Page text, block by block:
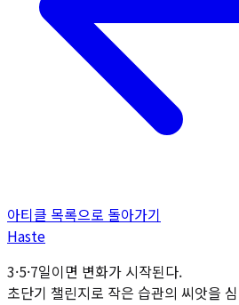
아티클 목록으로 돌아가기
Haste
3·5·7일이면 변화가 시작된다.
초단기 챌린지로 작은 습관의 씨앗을